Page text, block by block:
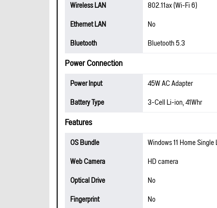
Wireless LAN
802.11ax (Wi-Fi 6)
Ethernet LAN
No
Bluetooth
Bluetooth 5.3
Power Connection
Power Input
45W AC Adapter
Battery Type
3-Cell Li-ion, 41Whr
Features
OS Bundle
Windows 11 Home
Web Camera
HD camera
Optical Drive
No
Fingerprint
No